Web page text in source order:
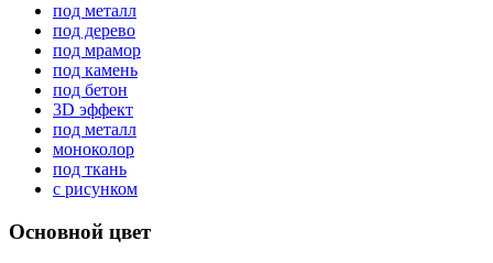
под металл
под дерево
под мрамор
под камень
под бетон
3D эффект
под металл
моноколор
под ткань
с рисунком
Основной цвет